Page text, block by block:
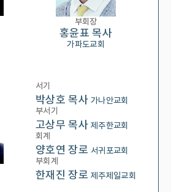
부회장
홍윤표 목사
가파도교회
서기
박상호 목사 가나안교회
부서기
고상무 목사 제주한교회
회계
양호연 장로 서귀포교회
부회계
한재진 장로 제주제일교회